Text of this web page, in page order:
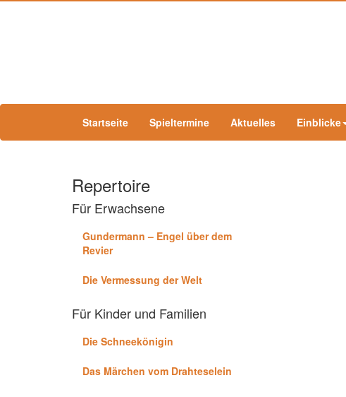
Startseite Spieltermine Aktuelles Einblicke
Repertoire
Für Erwachsene
Gundermann – Engel über dem
Revier
Die Vermessung der Welt
Für Kinder und Familien
Die Schneekönigin
Das Märchen vom Drahteselein